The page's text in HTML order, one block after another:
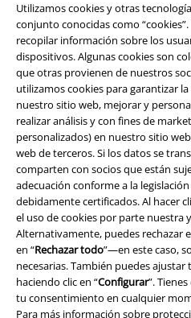
Utilizamos cookies y otras
conjunto conocidas como
recopilar información sobre los
dispositivos. Algunas cookies son
que otras provienen de nuestros
utilizamos cookies para garantizar
nuestro sitio web, mejorar y
realizar análisis y con fines de
personalizados) en nuestro sitio
web de terceros. Si los datos se
comparten con socios que están
adecuación conforme a la
debidamente certificados. Al hacer
el uso de cookies por parte nuestra
Alternativamente, puedes rechazar
en “Rechazar todo”—en este caso,
necesarias. También puedes
haciendo clic en “Configurar”.
tu consentimiento en cualquier
Para más información sobre
Legal
Términos y Condiciones
Aviso Legal
Ley protección de datos
Eliminación de residuos y